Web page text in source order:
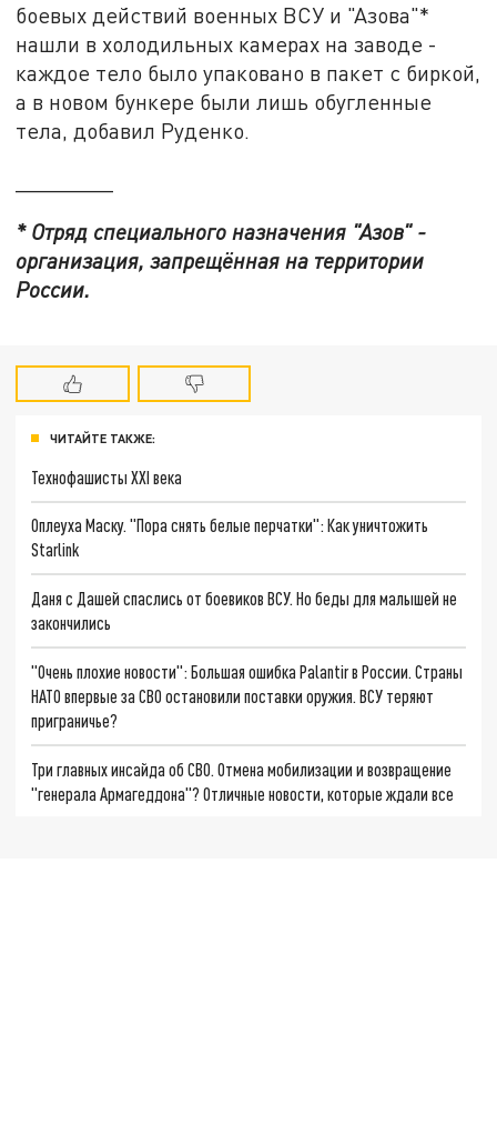
боевых действий военных ВСУ и "Азова"*
нашли в холодильных камерах на заводе -
каждое тело было упаковано в пакет с биркой,
а в новом бункере были лишь обугленные
тела, добавил Руденко.
* Отряд специального назначения "Азов" -
организация, запрещённая на территории
России.
ЧИТАЙТЕ ТАКЖЕ:
Технофашисты XXI века
Оплеуха Маску. "Пора снять белые перчатки": Как уничтожить
Starlink
Даня с Дашей спаслись от боевиков ВСУ. Но беды для малышей не
закончились
"Очень плохие новости": Большая ошибка Palantir в России. Страны
НАТО впервые за СВО остановили поставки оружия. ВСУ теряют
приграничье?
Три главных инсайда об СВО. Отмена мобилизации и возвращение
"генерала Армагеддона"? Отличные новости, которые ждали все